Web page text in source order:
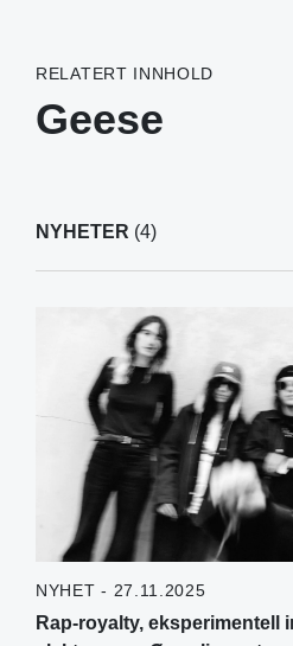
RELATERT INNHOLD
Geese
NYHETER (4)
NYHET - 27.11.2025
Rap-royalty, eksperimentell